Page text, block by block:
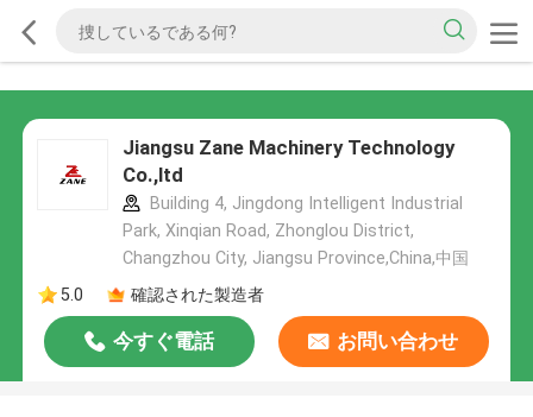
Jiangsu Zane Machinery Technology
Co.,ltd
Building 4, Jingdong Intelligent Industrial
Park, Xinqian Road, Zhonglou District,
Changzhou City, Jiangsu Province,China,中国
5.0
確認された製造者
今すぐ電話 お問い合わせ